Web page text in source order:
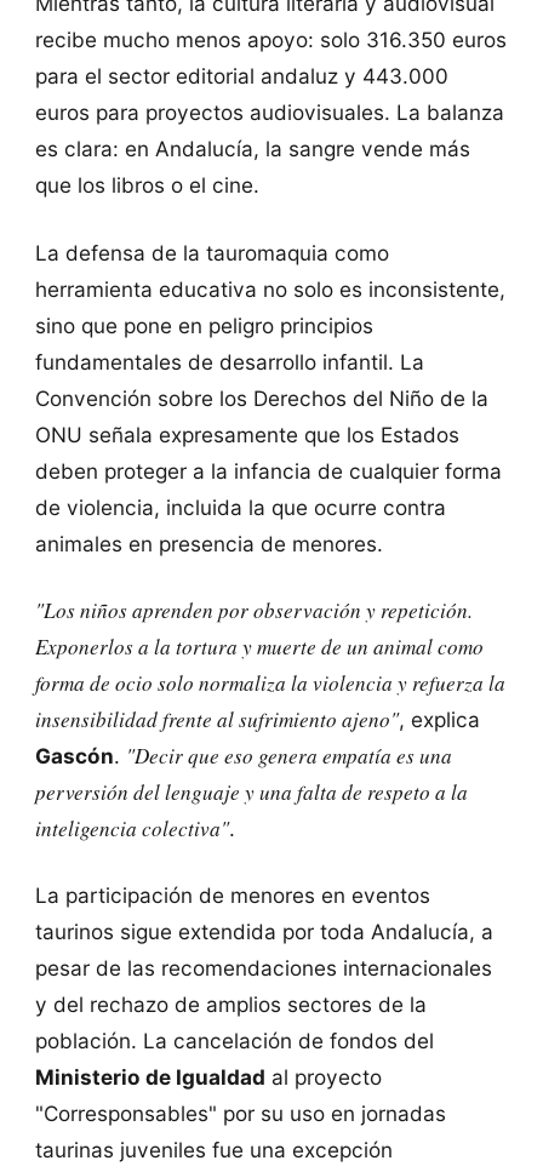
recibe mucho menos apoyo: solo 316.350 euros
para el sector editorial andaluz y 443.000
euros para proyectos audiovisuales. La balanza
es clara: en Andalucía, la sangre vende más
que los libros o el cine.
La defensa de la tauromaquia como
herramienta educativa no solo es inconsistente,
sino que pone en peligro principios
fundamentales de desarrollo infantil. La
Convención sobre los Derechos del Niño de la
ONU señala expresamente que los Estados
deben proteger a la infancia de cualquier forma
de violencia, incluida la que ocurre contra
animales en presencia de menores.
"Los niños aprenden por observación y repetición.
Exponerlos a la tortura y muerte de un animal como
forma de ocio solo normaliza la violencia y refuerza la
insensibilidad frente al sufrimiento ajeno", explica
Gascón. "Decir que eso genera empatía es una
perversión del lenguaje y una falta de respeto a la
inteligencia colectiva".
La participación de menores en eventos
taurinos sigue extendida por toda Andalucía, a
pesar de las recomendaciones internacionales
y del rechazo de amplios sectores de la
población. La cancelación de fondos del
Ministerio de Igualdad al proyecto
"Corresponsables" por su uso en jornadas
taurinas juveniles fue una excepción